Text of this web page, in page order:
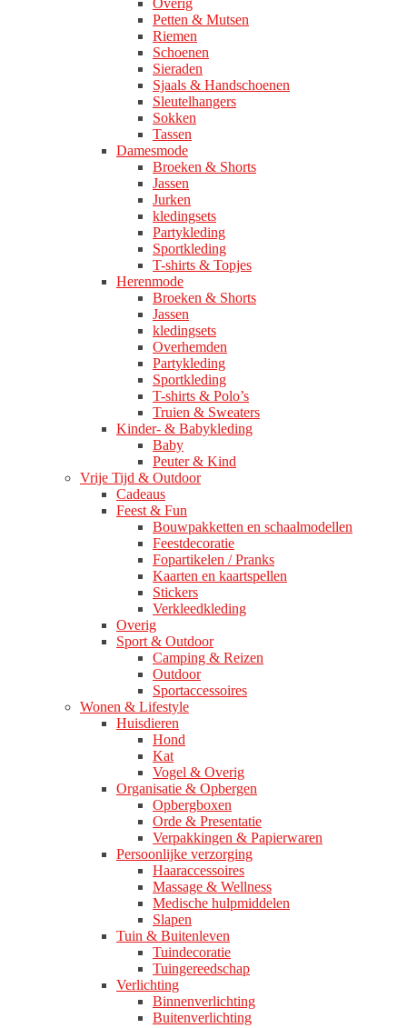
Petten & Mutsen
Riemen
Schoenen
Sieraden
Sjaals & Handschoenen
Sleutelhangers
Sokken
Tassen
Damesmode
Broeken & Shorts
Jassen
Jurken
kledingsets
Partykleding
Sportkleding
T-shirts & Topjes
Herenmode
Broeken & Shorts
Jassen
kledingsets
Overhemden
Partykleding
Sportkleding
T-shirts & Polo’s
Truien & Sweaters
Kinder- & Babykleding
Baby
Peuter & Kind
Vrije Tijd & Outdoor
Cadeaus
Feest & Fun
Bouwpakketten en schaalmodellen
Feestdecoratie
Fopartikelen / Pranks
Kaarten en kaartspellen
Stickers
Verkleedkleding
Overig
Sport & Outdoor
Camping & Reizen
Outdoor
Sportaccessoires
Wonen & Lifestyle
Huisdieren
Hond
Kat
Vogel & Overig
Organisatie & Opbergen
Opbergboxen
Orde & Presentatie
Verpakkingen & Papierwaren
Persoonlijke verzorging
Haaraccessoires
Massage & Wellness
Medische hulpmiddelen
Slapen
Tuin & Buitenleven
Tuindecoratie
Tuingereedschap
Verlichting
Binnenverlichting
Buitenverlichting